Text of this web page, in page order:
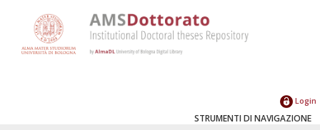
Login
STRUMENTI DI NAVIGAZIONE